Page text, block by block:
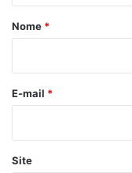
r
*
Nome *
E-mail *
Site